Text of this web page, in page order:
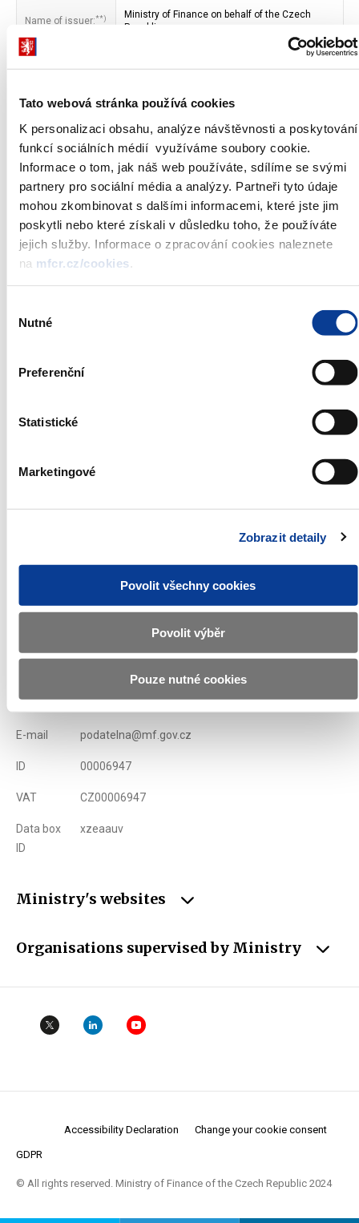
Tato webová stránka používá cookies
K personalizaci obsahu, analýze návštěvnosti a poskytování
funkcí sociálních médií využíváme soubory cookie.
Informace o tom, jak náš web používáte, sdílíme se svými
partnery pro sociální média a analýzy. Partneři tyto údaje
mohou zkombinovat s dalšími informacemi, které jste jim
poskytli nebo které získali v důsledku toho, že používáte
jejich služby. Informace o zpracování cookies naleznete
na mfcr.cz/cookies
souhlasu
Nutné
Preferenční
Statistické
Marketingové
Zobrazit detaily
Povolit všechny cookies
Povolit výběr
Pouze nutné cookies
Name of issuer:**)
Ministry of Finance on behalf of the Czech
Republic
Address of issuer:
118 10 Prague 1
Bond form:
book-entered (CNB)
Maturity date:
22. 11. 2013
Nominal value:
CZK 1 000 000
Total volume:
CZK 8 000 000 000
Auctioned:
CZK 8 000 000 000
Deadline for
bidding:
12:00
Annoucement is always published on the date of auction at
**)Treasury bills are issued and sold under the
Rules for the
List of Primary Dealers for Czech Goverment Securities
Ministry of Finance of the Czech Republic
Letenská 15, 118 10 Praha
Phone +420 257 041 111
E-mail podatelna@mf.gov.cz
ID 00006947
VAT CZ00006947
Data box
ID
xzeaauv
Ministry's websites
Organisations supervised by Ministry
Accessibility Declaration Change your cookie consent
GDPR
© All rights reserved. Ministry of Finance of the Czech Republic 2024